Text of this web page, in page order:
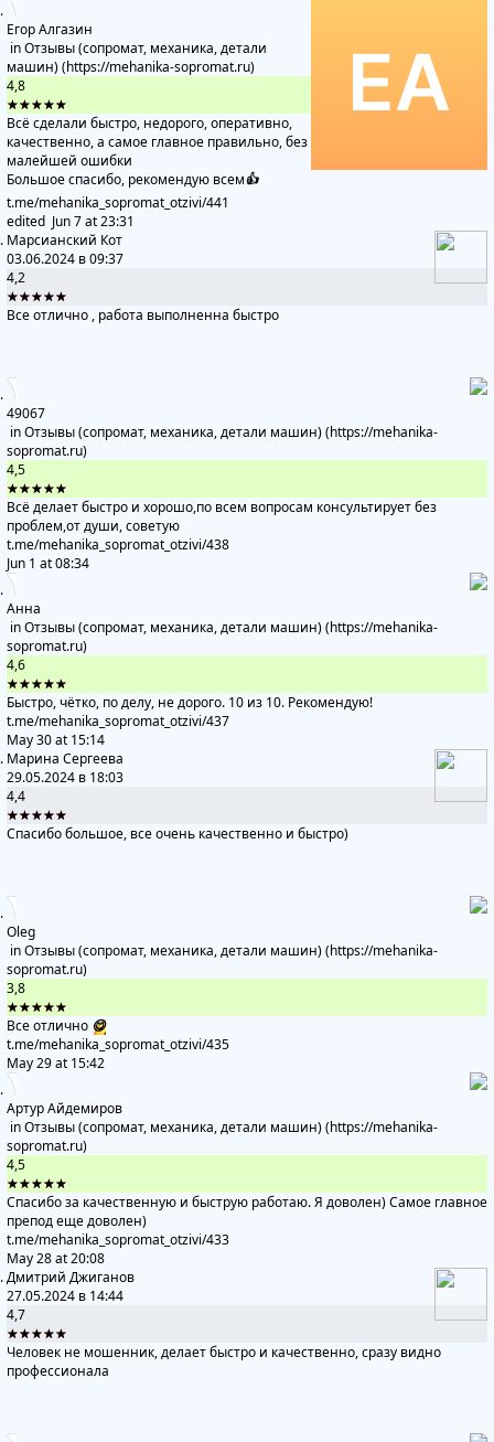
Егор Алгазин
inОтзывы (сопромат, механика, детали
машин) (https://mehanika-sopromat.ru)
4,8
★★★★★
Всё сделали быстро, недорого, оперативно,
качественно, а самое главное правильно, без
малейшей ошибки
Большое спасибо, рекомендую всем👍
t.me/mehanika_sopromat_otzivi/441
edited Jun 7 at 23:31
Марсианский Кот
03.06.2024 в 09:37
4,2
★★★★★
Все отлично , работа выполненна быстро
49067
inОтзывы (сопромат, механика, детали машин) (https://mehanika-
sopromat.ru)
4,5
★★★★★
Всё делает быстро и хорошо,по всем вопросам консультирует без
проблем,от души, советую
t.me/mehanika_sopromat_otzivi/438
Jun 1 at 08:34
Анна
inОтзывы (сопромат, механика, детали машин) (https://mehanika-
sopromat.ru)
4,6
★★★★★
Быстро, чётко, по делу, не дорого. 10 из 10. Рекомендую!
t.me/mehanika_sopromat_otzivi/437
May 30 at 15:14
Марина Сергеева
29.05.2024 в 18:03
4,4
★★★★★
Спасибо большое, все очень качественно и быстро)
Oleg
inОтзывы (сопромат, механика, детали машин) (https://mehanika-
sopromat.ru)
3,8
★★★★★
Все отлично 😋
t.me/mehanika_sopromat_otzivi/435
May 29 at 15:42
Артур Айдемиров
inОтзывы (сопромат, механика, детали машин) (https://mehanika-
sopromat.ru)
4,5
★★★★★
Спасибо за качественную и быструю работаю. Я доволен) Самое главное
препод еще доволен)
t.me/mehanika_sopromat_otzivi/433
May 28 at 20:08
Дмитрий Джиганов
27.05.2024 в 14:44
4,7
★★★★★
Человек не мошенник, делает быстро и качественно, сразу видно
профессионала